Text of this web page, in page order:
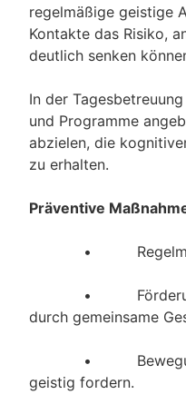
regelmäßige geistige
Kontakte das Risiko,
deutlich senken
In der
und Programme
abzielen, die
zu erhalten.
Präventive
•
• Förderung
durch gemeinsame
•
geistig fordern.